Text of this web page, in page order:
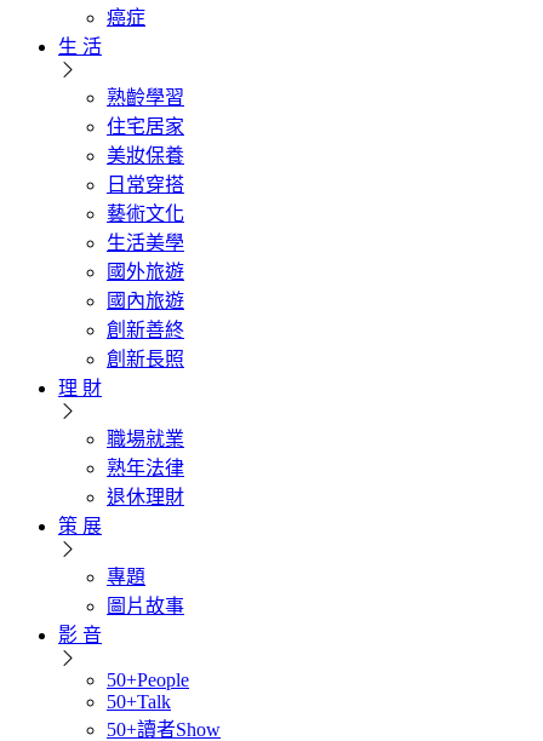
癌症
生 活
熟齡學習
住宅居家
美妝保養
日常穿搭
藝術文化
生活美學
國外旅遊
國內旅遊
創新善終
創新長照
理 財
職場就業
熟年法律
退休理財
策 展
專題
圖片故事
影 音
50+People
50+Talk
50+讀者Show